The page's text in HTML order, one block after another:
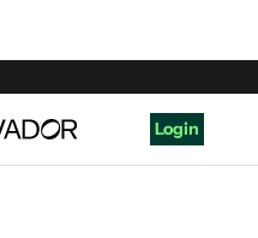
Login